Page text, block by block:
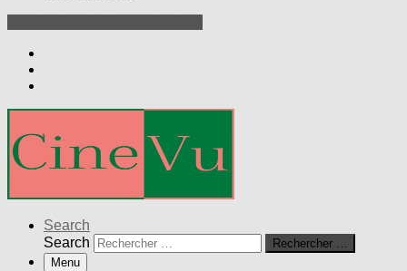
Search
Search
Rechercher …
Menu